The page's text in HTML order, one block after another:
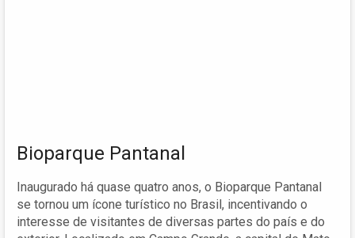
Bioparque Pantanal
Inaugurado há quase quatro anos, o Bioparque Pantanal
se tornou um ícone turístico no Brasil, incentivando o
interesse de visitantes de diversas partes do país e do